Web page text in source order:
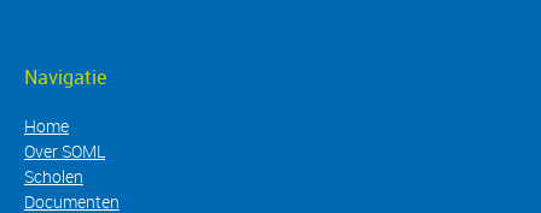
Navigatie
Home
Over SOML
Scholen
Documenten